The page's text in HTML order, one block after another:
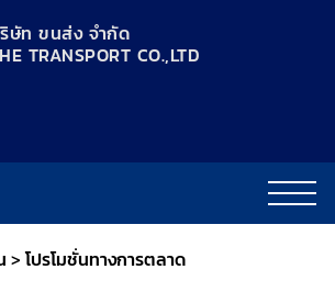
ษัท ขนส่ง จำกัด
TRANSPORT CO.,LTD​
>โปรโมชั่นทางการตลาด